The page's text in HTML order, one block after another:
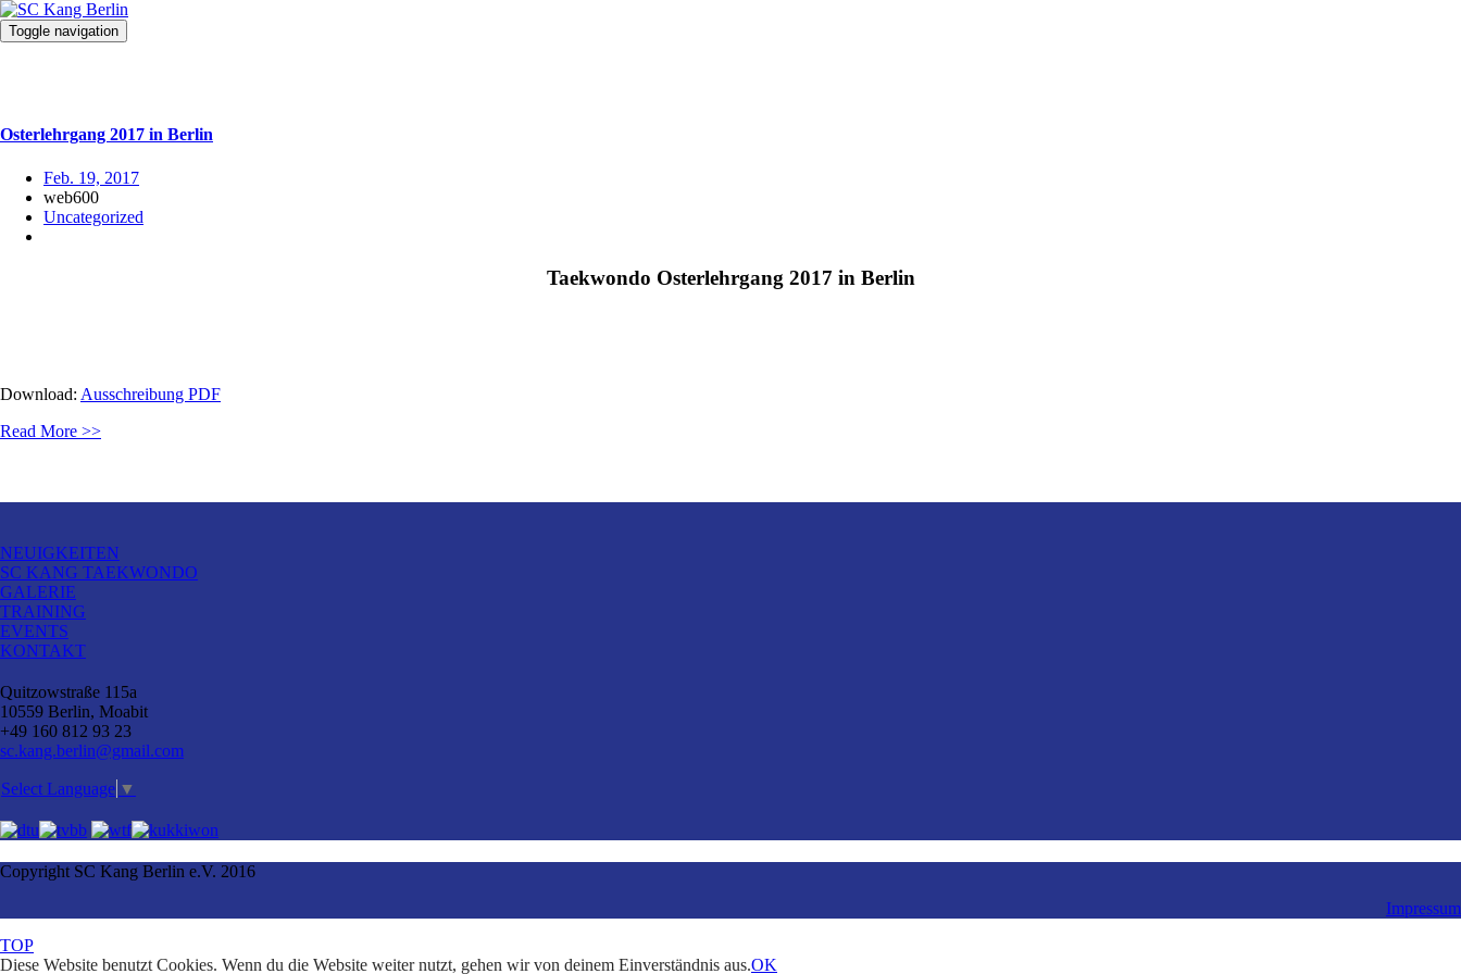
Toggle navigation
Osterlehrgang 2017 in Berlin
Feb. 19, 2017
web600
Uncategorized
Taekwondo Osterlehrgang 2017 in Berlin
Download: Ausschreibung PDF
Read More >>
NEUIGKEITEN
SC KANG TAEKWONDO
GALERIE
TRAINING
EVENTS
KONTAKT
Quitzowstraße 115a
10559 Berlin, Moabit
+49 160 812 93 23
sc.kang.berlin@gmail.com
Select Language ▼
Copyright SC Kang Berlin e.V. 2016
Impressum
TOP
Diese Website benutzt Cookies. Wenn du die Website weiter nutzt, gehen wir von deinem Einverständnis aus.OK